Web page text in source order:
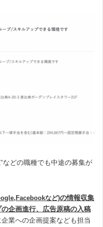
などの職種でも中途の募集が
など)の情報収集
企画進行、広告原稿の入稿
業への企画提案なども担当